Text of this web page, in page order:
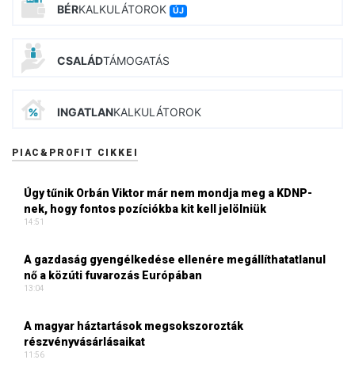
BÉRKALKULÁTOROK ÚJ
CSALÁDTÁMOGATÁS
INGATLANKALKULÁTOROK
PIAC&PROFIT CIKKEI
Úgy tűnik Orbán Viktor már nem mondja meg a KDNP-
nek, hogy fontos pozíciókba kit kell jelölniük
14:51
A gazdaság gyengélkedése ellenére megállíthatatlanul
nő a közúti fuvarozás Európában
13:04
A magyar háztartások megsokszorozták
részvényvásárlásaikat
11:56